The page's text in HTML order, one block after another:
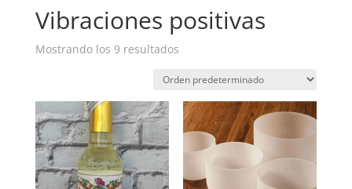
Vibraciones positivas
Mostrando los 9 resultados